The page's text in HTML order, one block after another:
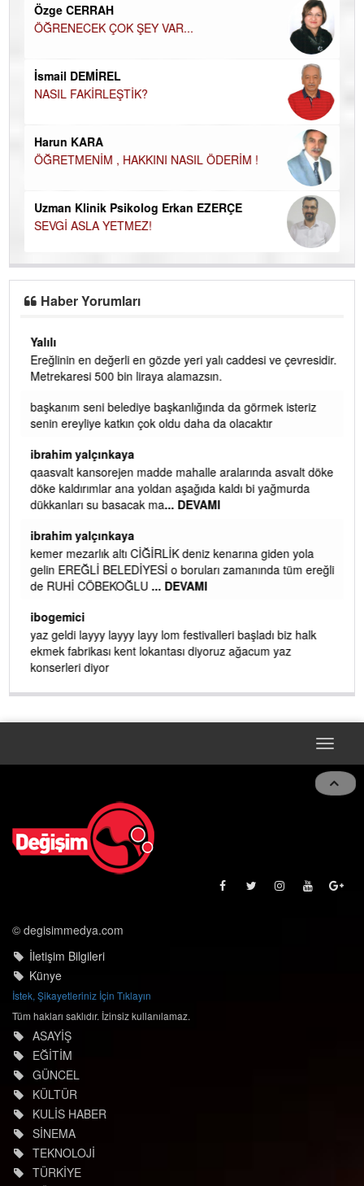
Özge CERRAH
ÖĞRENECEK ÇOK ŞEY VAR...
İsmail DEMİREL
NASIL FAKİRLEŞTİK?
Harun KARA
ÖĞRETMENİM , HAKKINI NASIL ÖDERİM !
Uzman Klinik Psikolog Erkan EZERÇE
SEVGİ ASLA YETMEZ!
Haber Yorumları
Yalılı
Ereğlinin en değerli en gözde yeri yalı caddesi ve çevresidir.
Metrekaresi 500 bin liraya alamazsın.
başkanım seni belediye başkanlığında da görmek isteriz
senin ereyliye katkın çok oldu daha da olacaktır
ibrahim yalçınkaya
qaasvalt kansorejen madde mahalle aralarında asvalt döke
döke kaldırımlar ana yoldan aşağıda kaldı bi yağmurda
dükkanları su basacak ma... DEVAMI
ibrahim yalçınkaya
kemer mezarlık altı CİĞİRLİK deniz kenarına giden yola
gelin EREĞLİ BELEDİYESİ o boruları zamanında tüm ereğli
de RUHİ CÖBEKOĞLU ... DEVAMI
ibogemici
yaz geldi layyy layyy layy lom festivalleri başladı biz halk
ekmek fabrikası kent lokantası diyoruz ağacum yaz
konserleri diyor
Toggle
© degisimmedya.com
İletişim Bilgileri
Künye
İstek, Şikayetleriniz İçin Tıklayın
Tüm hakları saklıdır. İzinsiz kullanılamaz.
ASAYİŞ
EĞİTİM
GÜNCEL
KÜLTÜR
KULİS HABER
SİNEMA
TEKNOLOJİ
TÜRKİYE